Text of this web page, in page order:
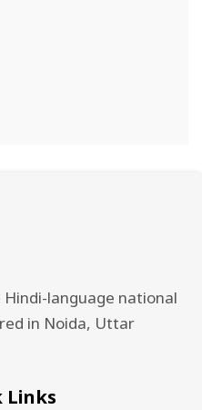
language national
in Noida, Uttar
Links